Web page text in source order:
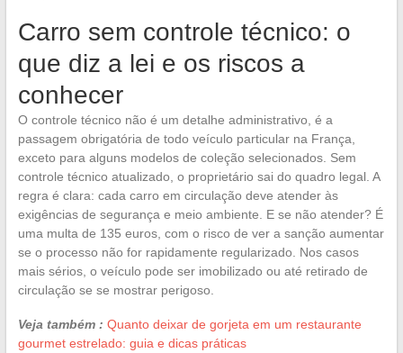
Carro sem controle técnico: o
que diz a lei e os riscos a
conhecer
O controle técnico não é um detalhe administrativo, é a
passagem obrigatória de todo veículo particular na França,
exceto para alguns modelos de coleção selecionados. Sem
controle técnico atualizado, o proprietário sai do quadro legal. A
regra é clara: cada carro em circulação deve atender às
exigências de segurança e meio ambiente. E se não atender? É
uma multa de 135 euros, com o risco de ver a sanção aumentar
se o processo não for rapidamente regularizado. Nos casos
mais sérios, o veículo pode ser imobilizado ou até retirado de
circulação se se mostrar perigoso.
Veja também : Quanto deixar de gorjeta em um restaurante
gourmet estrelado: guia e dicas práticas